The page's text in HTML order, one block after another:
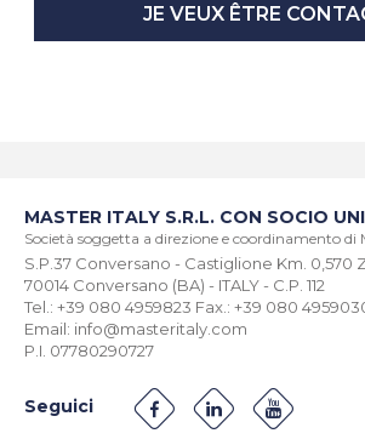
JE VEUX ÊTRE
MASTER ITALY S.R.L. CON SOCIO
Società soggetta a direzione e coordinamento di
S.P.37 Conversano - Castiglione Km. 0,570
70014 Conversano (BA) - ITALY - C.P. 112
Tel.: +39 080 4959823 Fax.: +39 080
Email: info@masteritaly.com
P.I. 07780290727
Seguici